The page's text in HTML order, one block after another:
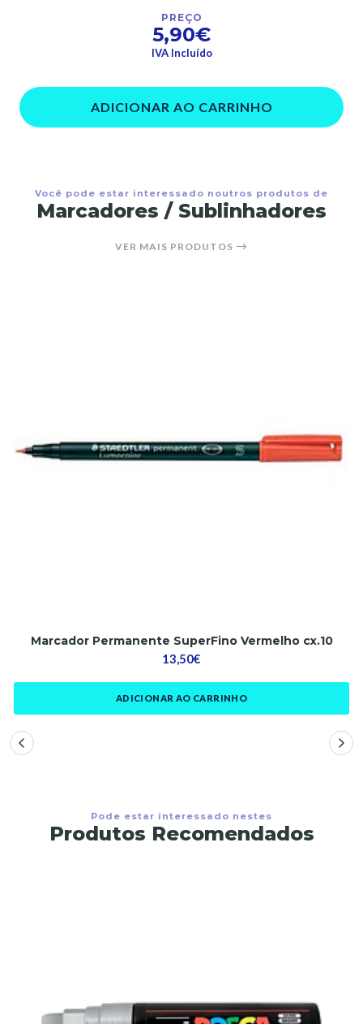
PREÇO
5,90€
IVA Incluído
ADICIONAR AO CARRINHO
Você pode estar interessado noutros produtos de
Marcadores / Sublinhadores
VER MAIS PRODUTOS
Marcador Permanente SuperFino Vermelho cx.10
13,50€
ADICIONAR AO CARRINHO
Pode estar interessado nestes
Produtos Recomendados